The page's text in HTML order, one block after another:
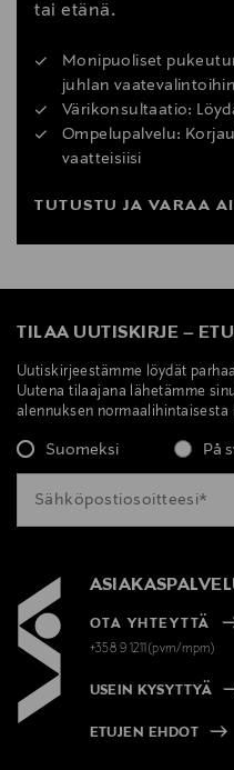
tai etänä.
Monipuoliset
juhlan vaatevalintoihin
Värikonsultaatio:
Ompelupalvelu:
vaatteisiisi
TUTUSTU JA VARAA
TILAA UUTISKIRJE –
Uutiskirjeestämme löydät
Uutena tilaajana lähetämme
alennuksen normaalihintaisesta
Suomeksi På
OTA YHTEYTTÄ
+358 9 1211(pvm/mpm)
USEIN KYSYTTYÄ
ETUJEN EHDOT